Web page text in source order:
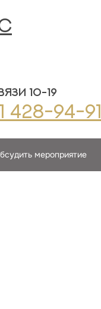
10-19
428-94-91
мероприятие